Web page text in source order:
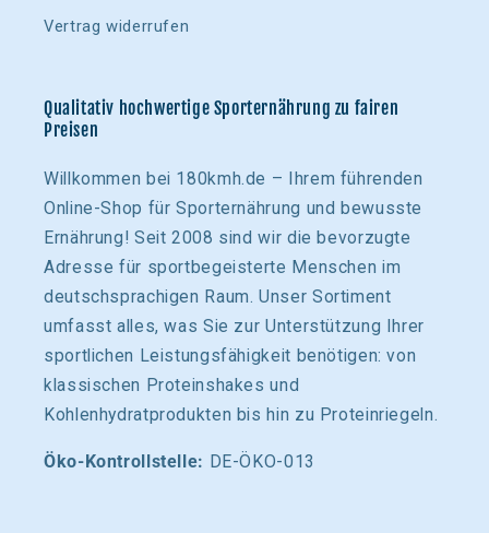
Vertrag widerrufen
Qualitativ hochwertige Sporternährung zu fairen
Preisen
Willkommen bei 180kmh.de – Ihrem führenden
Online-Shop für Sporternährung und bewusste
Ernährung! Seit 2008 sind wir die bevorzugte
Adresse für sportbegeisterte Menschen im
deutschsprachigen Raum. Unser Sortiment
umfasst alles, was Sie zur Unterstützung Ihrer
sportlichen Leistungsfähigkeit benötigen: von
klassischen Proteinshakes und
Kohlenhydratprodukten bis hin zu Proteinriegeln.
Öko-Kontrollstelle: DE-ÖKO-013